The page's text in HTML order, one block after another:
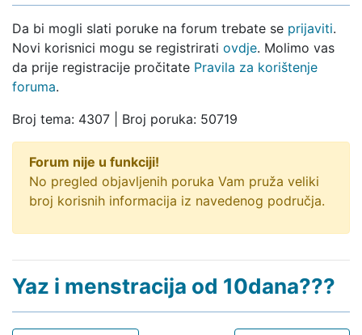
Da bi mogli slati poruke na forum trebate se prijaviti.
Novi korisnici mogu se registrirati ovdje. Molimo vas
da prije registracije pročitate Pravila za korištenje
foruma.
Broj tema: 4307 | Broj poruka: 50719
Forum nije u funkciji!
No pregled objavljenih poruka Vam pruža veliki
broj korisnih informacija iz navedenog područja.
Yaz i menstracija od 10dana???